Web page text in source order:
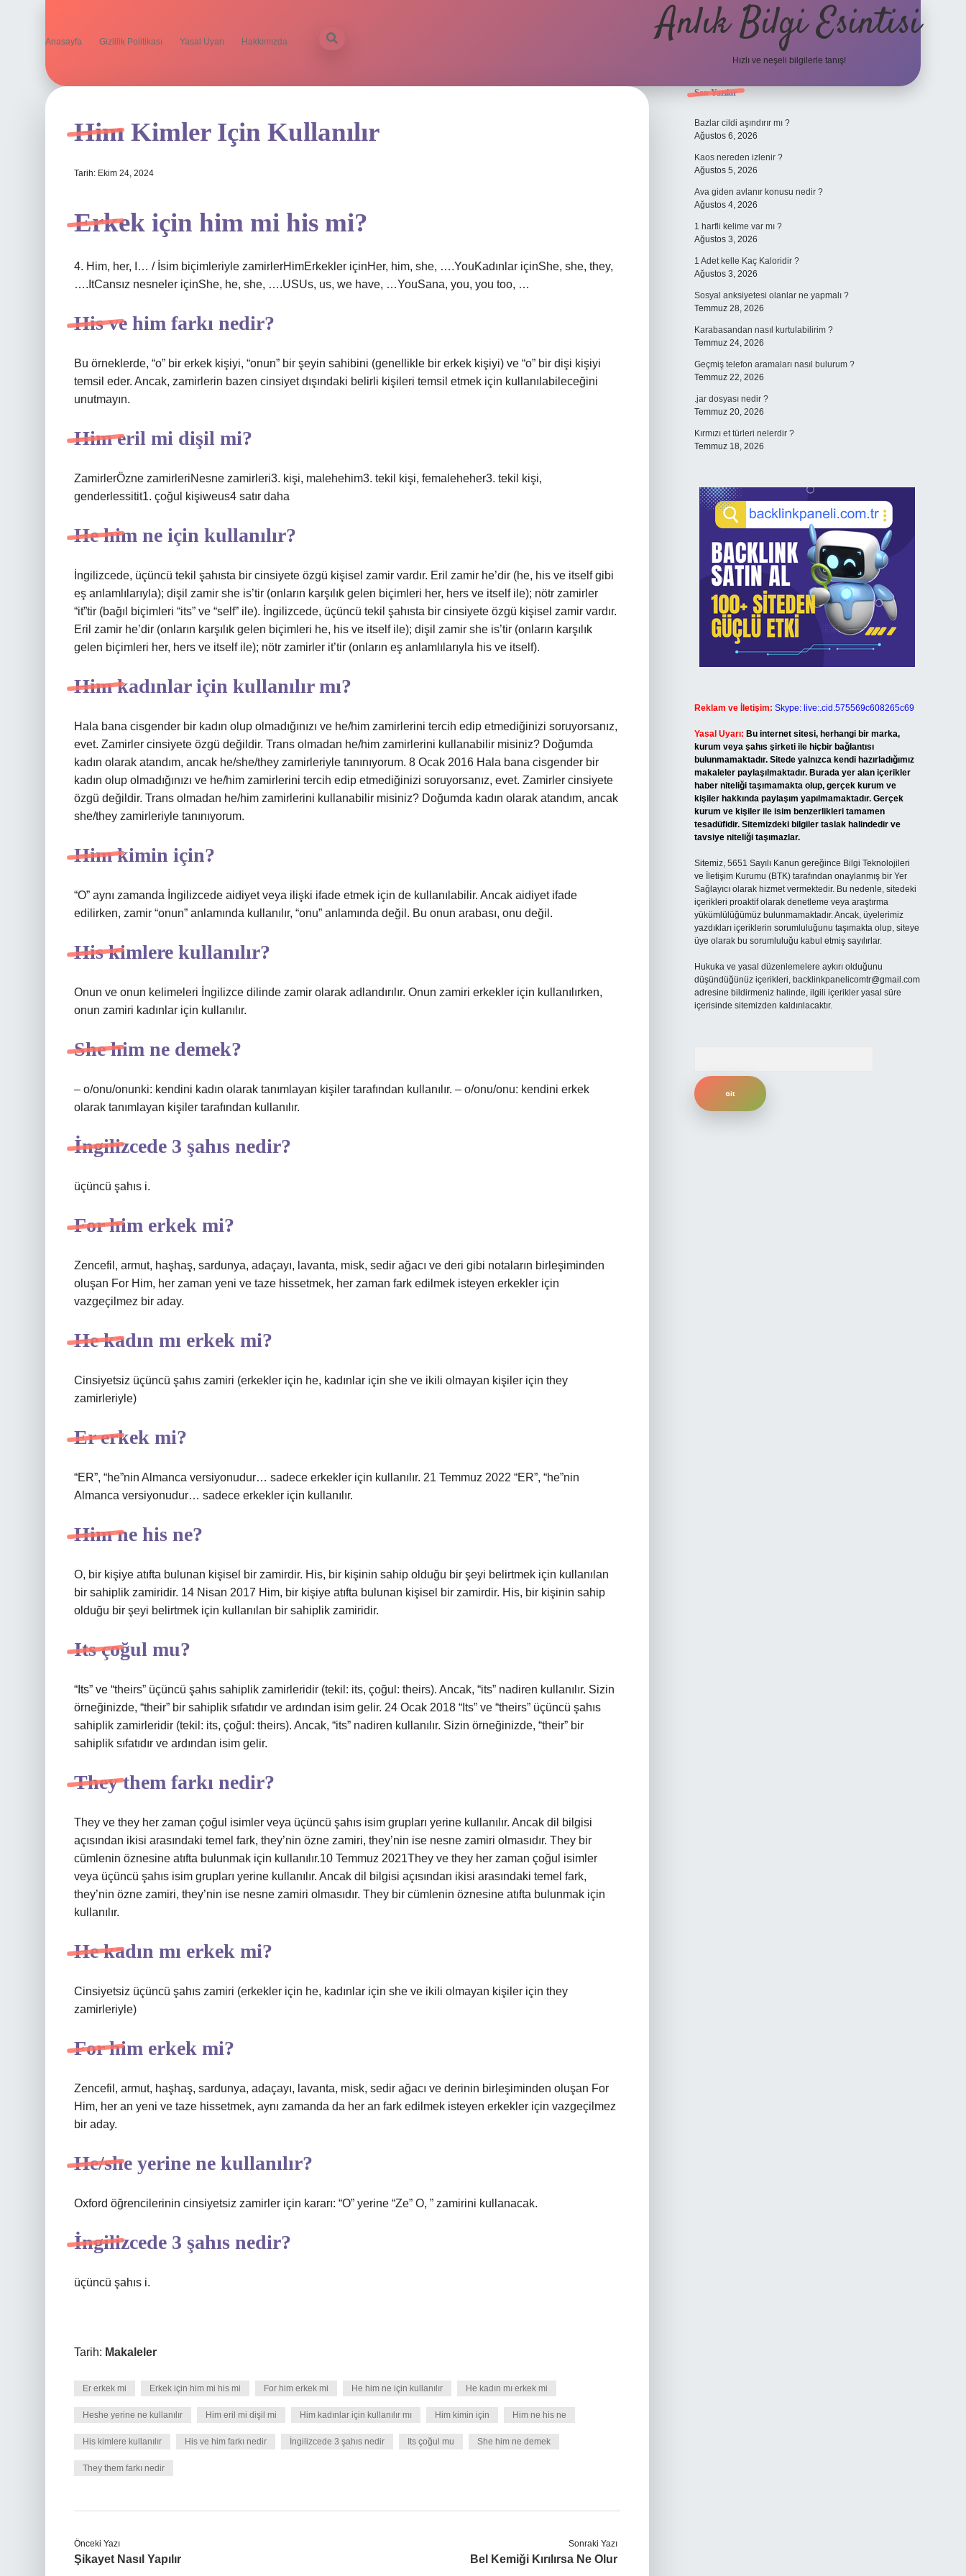
Anasayfa Gizlilik Politikası Yasal Uyarı Hakkımızda Anlık Bilgi Esintisi
Hızlı ve neşeli bilgilerle tanış!
Him Kimler Için Kullanılır
Tarih: Ekim 24, 2024
Erkek için him mi his mi?
4. Him, her, I… / İsim biçimleriyle zamirlerHimErkekler içinHer, him, she, ….YouKadınlar içinShe, she, they,
….ItCansız nesneler içinShe, he, she, ….USUs, us, we have, …YouSana, you, you too, …
His ve him farkı nedir?
Bu örneklerde, “o” bir erkek kişiyi, “onun” bir şeyin sahibini (genellikle bir erkek kişiyi) ve “o” bir dişi kişiyi
temsil eder. Ancak, zamirlerin bazen cinsiyet dışındaki belirli kişileri temsil etmek için kullanılabileceğini
unutmayın.
Him eril mi dişil mi?
ZamirlerÖzne zamirleriNesne zamirleri3. kişi, malehehim3. tekil kişi, femaleheher3. tekil kişi,
genderlessitit1. çoğul kişiweus4 satır daha
He him ne için kullanılır?
İngilizcede, üçüncü tekil şahısta bir cinsiyete özgü kişisel zamir vardır. Eril zamir he’dir (he, his ve itself gibi
eş anlamlılarıyla); dişil zamir she is’tir (onların karşılık gelen biçimleri her, hers ve itself ile); nötr zamirler
“it”tir (bağıl biçimleri “its” ve “self” ile). İngilizcede, üçüncü tekil şahısta bir cinsiyete özgü kişisel zamir vardır.
Eril zamir he’dir (onların karşılık gelen biçimleri he, his ve itself ile); dişil zamir she is’tir (onların karşılık
gelen biçimleri her, hers ve itself ile); nötr zamirler it’tir (onların eş anlamlılarıyla his ve itself).
Him kadınlar için kullanılır mı?
Hala bana cisgender bir kadın olup olmadığınızı ve he/him zamirlerini tercih edip etmediğinizi soruyorsanız,
evet. Zamirler cinsiyete özgü değildir. Trans olmadan he/him zamirlerini kullanabilir misiniz? Doğumda
kadın olarak atandım, ancak he/she/they zamirleriyle tanınıyorum. 8 Ocak 2016 Hala bana cisgender bir
kadın olup olmadığınızı ve he/him zamirlerini tercih edip etmediğinizi soruyorsanız, evet. Zamirler cinsiyete
özgü değildir. Trans olmadan he/him zamirlerini kullanabilir misiniz? Doğumda kadın olarak atandım, ancak
she/they zamirleriyle tanınıyorum.
Him kimin için?
“O” aynı zamanda İngilizcede aidiyet veya ilişki ifade etmek için de kullanılabilir. Ancak aidiyet ifade
edilirken, zamir “onun” anlamında kullanılır, “onu” anlamında değil. Bu onun arabası, onu değil.
His kimlere kullanılır?
Onun ve onun kelimeleri İngilizce dilinde zamir olarak adlandırılır. Onun zamiri erkekler için kullanılırken,
onun zamiri kadınlar için kullanılır.
She him ne demek?
– o/onu/onunki: kendini kadın olarak tanımlayan kişiler tarafından kullanılır. – o/onu/onu: kendini erkek
olarak tanımlayan kişiler tarafından kullanılır.
İngilizcede 3 şahıs nedir?
üçüncü şahıs i.
For him erkek mi?
Zencefil, armut, haşhaş, sardunya, adaçayı, lavanta, misk, sedir ağacı ve deri gibi notaların birleşiminden
oluşan For Him, her zaman yeni ve taze hissetmek, her zaman fark edilmek isteyen erkekler için
vazgeçilmez bir aday.
He kadın mı erkek mi?
Cinsiyetsiz üçüncü şahıs zamiri (erkekler için he, kadınlar için she ve ikili olmayan kişiler için they
zamirleriyle)
Er erkek mi?
“ER”, “he”nin Almanca versiyonudur… sadece erkekler için kullanılır. 21 Temmuz 2022 “ER”, “he”nin
Almanca versiyonudur… sadece erkekler için kullanılır.
Him ne his ne?
O, bir kişiye atıfta bulunan kişisel bir zamirdir. His, bir kişinin sahip olduğu bir şeyi belirtmek için kullanılan
bir sahiplik zamiridir. 14 Nisan 2017 Him, bir kişiye atıfta bulunan kişisel bir zamirdir. His, bir kişinin sahip
olduğu bir şeyi belirtmek için kullanılan bir sahiplik zamiridir.
Its çoğul mu?
“Its” ve “theirs” üçüncü şahıs sahiplik zamirleridir (tekil: its, çoğul: theirs). Ancak, “its” nadiren kullanılır. Sizin
örneğinizde, “their” bir sahiplik sıfatıdır ve ardından isim gelir. 24 Ocak 2018 “Its” ve “theirs” üçüncü şahıs
sahiplik zamirleridir (tekil: its, çoğul: theirs). Ancak, “its” nadiren kullanılır. Sizin örneğinizde, “their” bir
sahiplik sıfatıdır ve ardından isim gelir.
They them farkı nedir?
They ve they her zaman çoğul isimler veya üçüncü şahıs isim grupları yerine kullanılır. Ancak dil bilgisi
açısından ikisi arasındaki temel fark, they’nin özne zamiri, they’nin ise nesne zamiri olmasıdır. They bir
cümlenin öznesine atıfta bulunmak için kullanılır.10 Temmuz 2021They ve they her zaman çoğul isimler
veya üçüncü şahıs isim grupları yerine kullanılır. Ancak dil bilgisi açısından ikisi arasındaki temel fark,
they’nin özne zamiri, they’nin ise nesne zamiri olmasıdır. They bir cümlenin öznesine atıfta bulunmak için
kullanılır.
He kadın mı erkek mi?
Cinsiyetsiz üçüncü şahıs zamiri (erkekler için he, kadınlar için she ve ikili olmayan kişiler için they
zamirleriyle)
For him erkek mi?
Zencefil, armut, haşhaş, sardunya, adaçayı, lavanta, misk, sedir ağacı ve derinin birleşiminden oluşan For
Him, her an yeni ve taze hissetmek, aynı zamanda da her an fark edilmek isteyen erkekler için vazgeçilmez
bir aday.
He/she yerine ne kullanılır?
Oxford öğrencilerinin cinsiyetsiz zamirler için kararı: “O” yerine “Ze” O, ” zamirini kullanacak.
İngilizcede 3 şahıs nedir?
üçüncü şahıs i.
Tarih: Makaleler
Er erkek mi Erkek için him mi his mi For him erkek mi He him ne için kullanılır He kadın mı erkek mi
Heshe yerine ne kullanılır Him eril mi dişil mi Him kadınlar için kullanılır mı Him kimin için Him ne his ne
His kimlere kullanılır His ve him farkı nedir İngilizcede 3 şahıs nedir Its çoğul mu She him ne demek
They them farkı nedir
Önceki Yazı
Şikayet Nasıl Yapılır
Sonraki Yazı
Bel Kemiği Kırılırsa Ne Olur
Sidebar
Son Yazılar
Bazlar cildi aşındırır mı ?
Ağustos 6, 2026
Kaos nereden izlenir ?
Ağustos 5, 2026
Ava giden avlanır konusu nedir ?
Ağustos 4, 2026
1 harfli kelime var mı ?
Ağustos 3, 2026
1 Adet kelle Kaç Kaloridir ?
Ağustos 3, 2026
Sosyal anksiyetesi olanlar ne yapmalı ?
Temmuz 28, 2026
Karabasandan nasıl kurtulabilirim ?
Temmuz 24, 2026
Geçmiş telefon aramaları nasıl bulurum ?
Temmuz 22, 2026
.jar dosyası nedir ?
Temmuz 20, 2026
Kırmızı et türleri nelerdir ?
Temmuz 18, 2026
Reklam ve İletişim: Skype: live:.cid.575569c608265c69
Yasal Uyarı: Bu internet sitesi, herhangi bir marka,
kurum veya şahıs şirketi ile hiçbir bağlantısı
bulunmamaktadır. Sitede yalnızca kendi hazırladığımız
makaleler paylaşılmaktadır. Burada yer alan içerikler
haber niteliği taşımamakta olup, gerçek kurum ve
kişiler hakkında paylaşım yapılmamaktadır. Gerçek
kurum ve kişiler ile isim benzerlikleri tamamen
tesadüfidir. Sitemizdeki bilgiler taslak halindedir ve
tavsiye niteliği taşımazlar.
Sitemiz, 5651 Sayılı Kanun gereğince Bilgi Teknolojileri
ve İletişim Kurumu (BTK) tarafından onaylanmış bir Yer
Sağlayıcı olarak hizmet vermektedir. Bu nedenle, sitedeki
içerikleri proaktif olarak denetleme veya araştırma
yükümlülüğümüz bulunmamaktadır. Ancak, üyelerimiz
yazdıkları içeriklerin sorumluluğunu taşımakta olup, siteye
üye olarak bu sorumluluğu kabul etmiş sayılırlar.
Hukuka ve yasal düzenlemelere aykırı olduğunu
düşündüğünüz içerikleri, backlinkpanelicomtr@gmail.com
adresine bildirmeniz halinde, ilgili içerikler yasal süre
içerisinde sitemizden kaldırılacaktır.